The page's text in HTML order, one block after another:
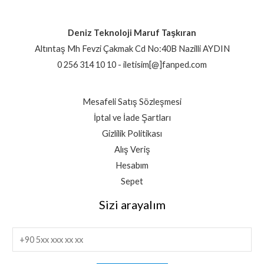
Deniz Teknoloji Maruf Taşkıran
Altıntaş Mh Fevzi Çakmak Cd No:40B Nazilli AYDIN
0 256 314 10 10 - iletisim[@]fanped.com
Mesafeli Satış Sözleşmesi
İptal ve İade Şartları
Gizlilik Politikası
Alış Veriş
Hesabım
Sepet
Sizi arayalım
e